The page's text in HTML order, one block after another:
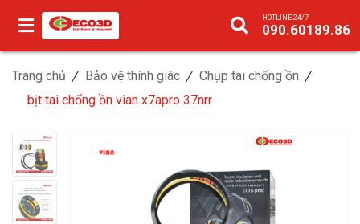
HOTLINE 24/7
090.60189.86
Trang chủ Bảo vệ thính giác
Chụp tai chống ồn
bịt tai chống ồn vian x7apro 37nrr